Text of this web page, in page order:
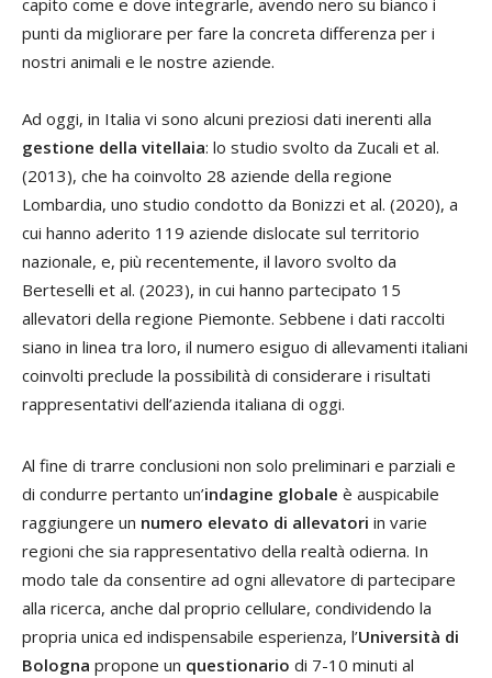
capito come e dove integrarle, avendo nero su bianco i
punti da migliorare per fare la concreta differenza per i
nostri animali e le nostre aziende.
Ad oggi, in Italia vi sono alcuni preziosi dati inerenti alla
gestione della vitellaia: lo studio svolto da Zucali et al.
(2013), che ha coinvolto 28 aziende della regione
Lombardia, uno studio condotto da Bonizzi et al. (2020), a
cui hanno aderito 119 aziende dislocate sul territorio
nazionale, e, più recentemente, il lavoro svolto da
Berteselli et al. (2023), in cui hanno partecipato 15
allevatori della regione Piemonte. Sebbene i dati raccolti
siano in linea tra loro, il numero esiguo di allevamenti italiani
coinvolti preclude la possibilità di considerare i risultati
rappresentativi dell’azienda italiana di oggi.
Al fine di trarre conclusioni non solo preliminari e parziali e
di condurre pertanto un’indagine globale è auspicabile
raggiungere un numero elevato di allevatori in varie
regioni che sia rappresentativo della realtà odierna. In
modo tale da consentire ad ogni allevatore di partecipare
alla ricerca, anche dal proprio cellulare, condividendo la
propria unica ed indispensabile esperienza, l’Università di
Bologna propone un questionario di 7-10 minuti al